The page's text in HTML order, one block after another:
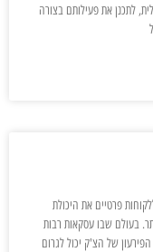
לתכנן את פעילותם בצורה
פרטיים את היכולת
בעולם שבו עסקאות רבות
של הצ'ק יכול לגרום